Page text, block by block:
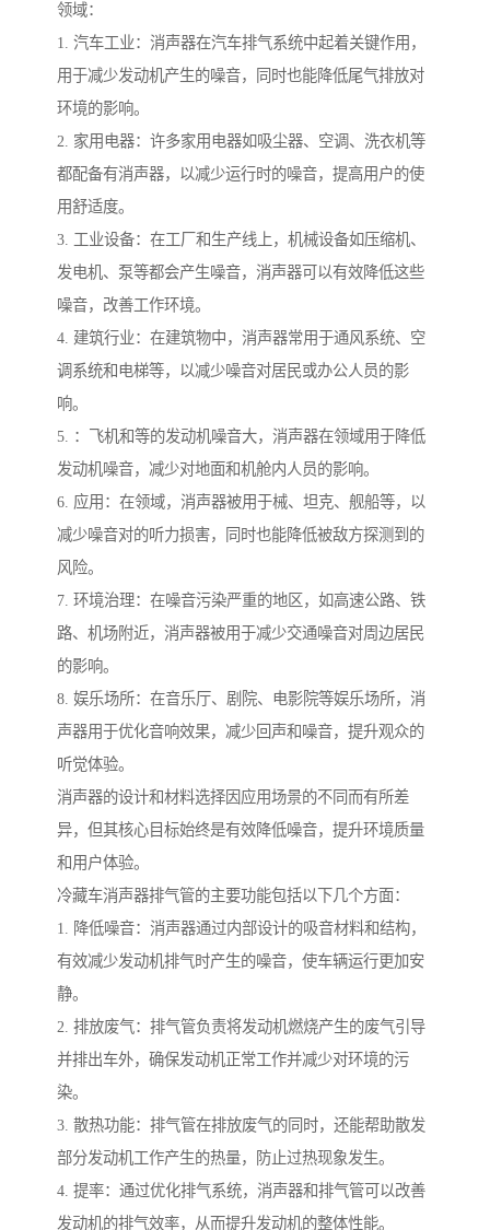
领域：
1. 汽车工业：消声器在汽车排气系统中起着关键作用，
用于减少发动机产生的噪音，同时也能降低尾气排放对
环境的影响。
2. 家用电器：许多家用电器如吸尘器、空调、洗衣机等
都配备有消声器，以减少运行时的噪音，提高用户的使
用舒适度。
3. 工业设备：在工厂和生产线上，机械设备如压缩机、
发电机、泵等都会产生噪音，消声器可以有效降低这些
噪音，改善工作环境。
4. 建筑行业：在建筑物中，消声器常用于通风系统、空
调系统和电梯等，以减少噪音对居民或办公人员的影
响。
5. ：飞机和等的发动机噪音大，消声器在领域用于降低
发动机噪音，减少对地面和机舱内人员的影响。
6. 应用：在领域，消声器被用于械、坦克、舰船等，以
减少噪音对的听力损害，同时也能降低被敌方探测到的
风险。
7. 环境治理：在噪音污染严重的地区，如高速公路、铁
路、机场附近，消声器被用于减少交通噪音对周边居民
的影响。
8. 娱乐场所：在音乐厅、剧院、电影院等娱乐场所，消
声器用于优化音响效果，减少回声和噪音，提升观众的
听觉体验。
消声器的设计和材料选择因应用场景的不同而有所差
异，但其核心目标始终是有效降低噪音，提升环境质量
和用户体验。
冷藏车消声器排气管的主要功能包括以下几个方面：
1. 降低噪音：消声器通过内部设计的吸音材料和结构，
有效减少发动机排气时产生的噪音，使车辆运行更加安
静。
2. 排放废气：排气管负责将发动机燃烧产生的废气引导
并排出车外，确保发动机正常工作并减少对环境的污
染。
3. 散热功能：排气管在排放废气的同时，还能帮助散发
部分发动机工作产生的热量，防止过热现象发生。
4. 提率：通过优化排气系统，消声器和排气管可以改善
发动机的排气效率，从而提升发动机的整体性能。